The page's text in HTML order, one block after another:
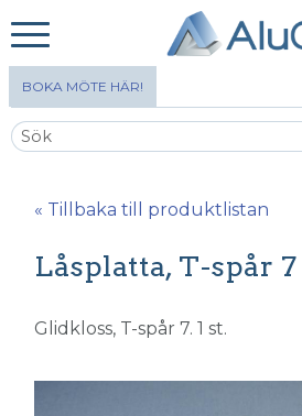
BOKA MÖTE HÄR!
« Tillbaka till produktlistan
Låsplatta, T-spår 7
Glidkloss, T-spår 7. 1 st.